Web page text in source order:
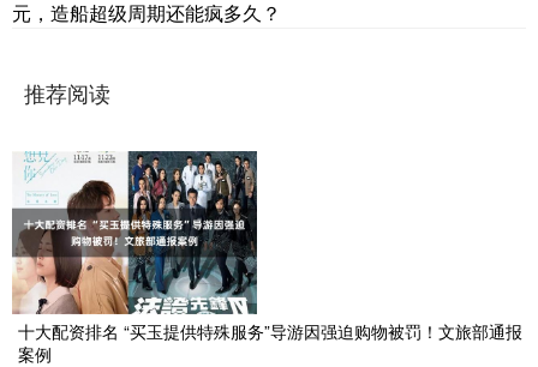
元，造船超级周期还能疯多久？
推荐阅读
十大配资排名 “买玉提供特殊服务”导游因强迫购物被罚！文旅部通报
案例